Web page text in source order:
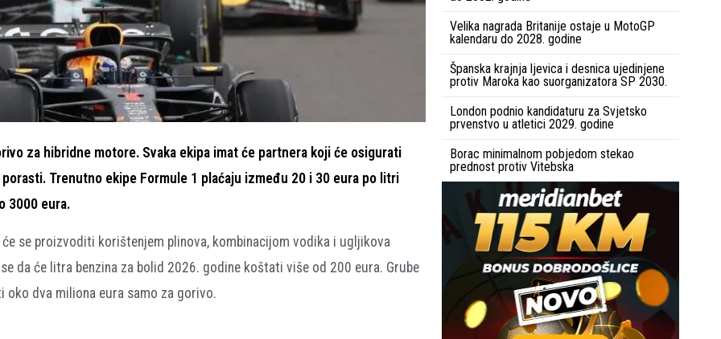
za hibridne motore. Svaka ekipa imat će partnera koji će osigurati
Trenutno ekipe Formule 1 plaćaju između 20 i 30 eura po litri
3000 eura.
se proizvoditi korištenjem plinova, kombinacijom vodika i ugljikova
da će litra benzina za bolid 2026. godine koštati više od 200 eura. Grube
oko dva miliona eura samo za gorivo.
Velika nagrada Britanije ostaje u MotoGP
kalendaru do 2028. godine
Španska krajnja ljevica i desnica ujedinjene
protiv Maroka kao suorganizatora SP 2030.
London podnio kandidaturu za Svjetsko
prvenstvo u atletici 2029. godine
Borac minimalnom pobjedom stekao
prednost protiv Vitebska